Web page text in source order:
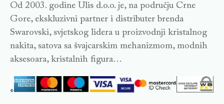
Od 2003. godine Ulis d.o.o. je, na području Crne
Gore, ekskluzivni partner i distributer brenda
Swarovski, svjetskog lidera u proizvodnji kristalnog
nakita, satova sa švajcarskim mehanizmom, modnih
aksesoara, kristalnih figura…